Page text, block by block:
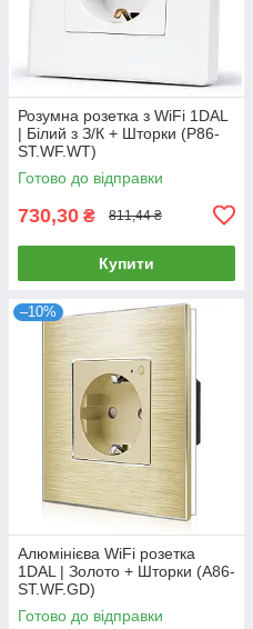
Розумна розетка з WiFi 1DAL
| Білий з З/К + Шторки (P86-
ST.WF.WT)
Готово до відправки
730,30 ₴ 811,44 ₴
Купити
–10%
Алюмінієва WiFi розетка
1DAL | Золото + Шторки (A86-
ST.WF.GD)
Готово до відправки